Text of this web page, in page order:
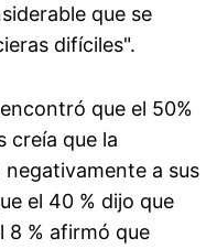
que se
difíciles".
que el 50%
creía que la
a sus
el 40 % dijo que
8 % afirmó que